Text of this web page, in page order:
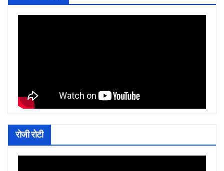
रोजी रोटी